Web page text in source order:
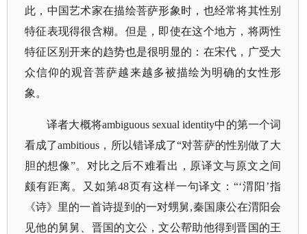
此，中国艺术家在描绘菩萨形象时，也经常将其性别
特征表现得很含糊。但是，即使在这个地方，将两性
特征区别开来的趋势也是很明显的：在宋代，广受大
众信仰的观音菩萨越来越多被描绘为明确的女性形
象。
译者大概将ambiguous sexual identity中的第一个词
看成了ambitious，所以错译成了“对菩萨的性别做了大
胆的想像”。对比之后不难看出，原译文与原文之间
颇有距离。又如第48页有这样一句译文：“‘渭阳’指
《诗》里的一首诗提到的一对甥舅,秦国康公在渭阳会
见他的舅舅、晋国的文公，文公帮助他得到晋国的王